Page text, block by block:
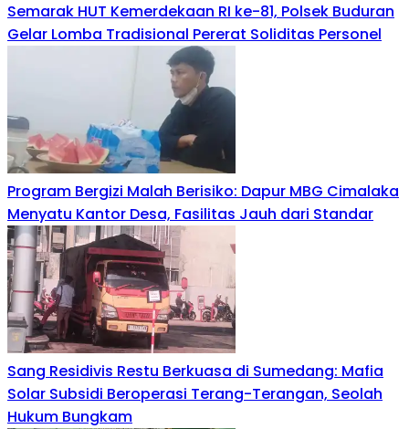
Semarak HUT Kemerdekaan RI ke-81, Polsek Buduran
Gelar Lomba Tradisional Pererat Soliditas Personel
Program Bergizi Malah Berisiko: Dapur MBG Cimalaka
Menyatu Kantor Desa, Fasilitas Jauh dari Standar
Sang Residivis Restu Berkuasa di Sumedang: Mafia
Solar Subsidi Beroperasi Terang-Terangan, Seolah
Hukum Bungkam